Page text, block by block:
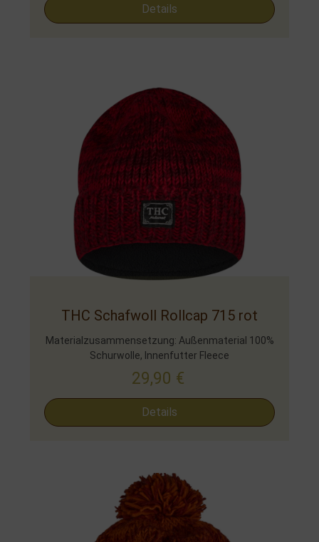
Details
THC Schafwoll Rollcap 715 rot
Materialzusammensetzung: Außenmaterial 100%
Schurwolle, Innenfutter Fleece
29,90 €
Details